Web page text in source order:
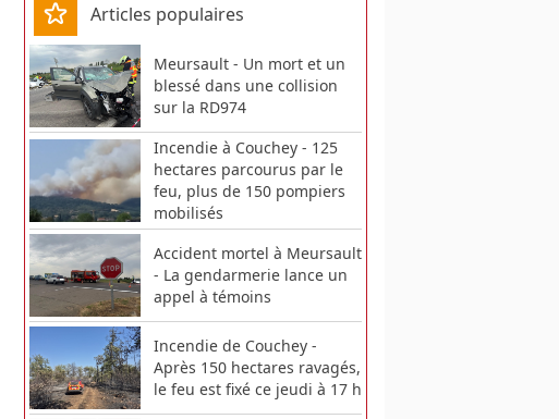
Articles populaires
Meursault - Un mort et un
blessé dans une collision
sur la RD974
Incendie à Couchey - 125
hectares parcourus par le
feu, plus de 150 pompiers
mobilisés
Accident mortel à Meursault
- La gendarmerie lance un
appel à témoins
Incendie de Couchey -
Après 150 hectares ravagés,
le feu est fixé ce jeudi à 17 h